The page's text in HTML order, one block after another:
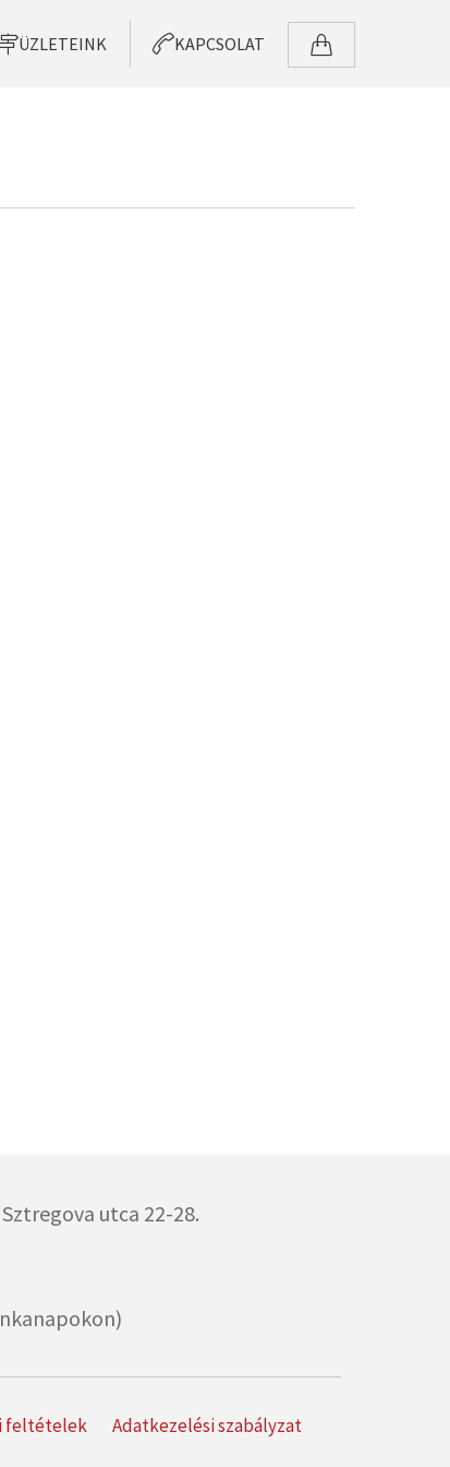
ÜZLETEINK KAPCSOLAT
Sztregova utca 22-28.
feltételek
Adatkezelési szabályzat